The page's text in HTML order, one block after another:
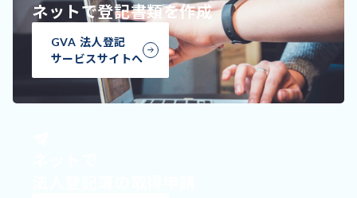
ネットで登記書類を作成
GVA 法人登記
サービスサイトへ